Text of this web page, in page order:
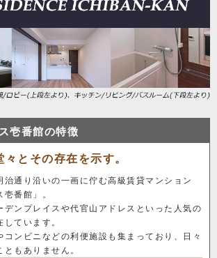
壱番館の特徴
とその存在を示す。
治通り沿いの一画に佇む高級賃貸マンション
番館」。
デンプレイスや代官山アドレスといった人気の
ています。
コンビニなどの利便施設も集まっており、日々
もありません。